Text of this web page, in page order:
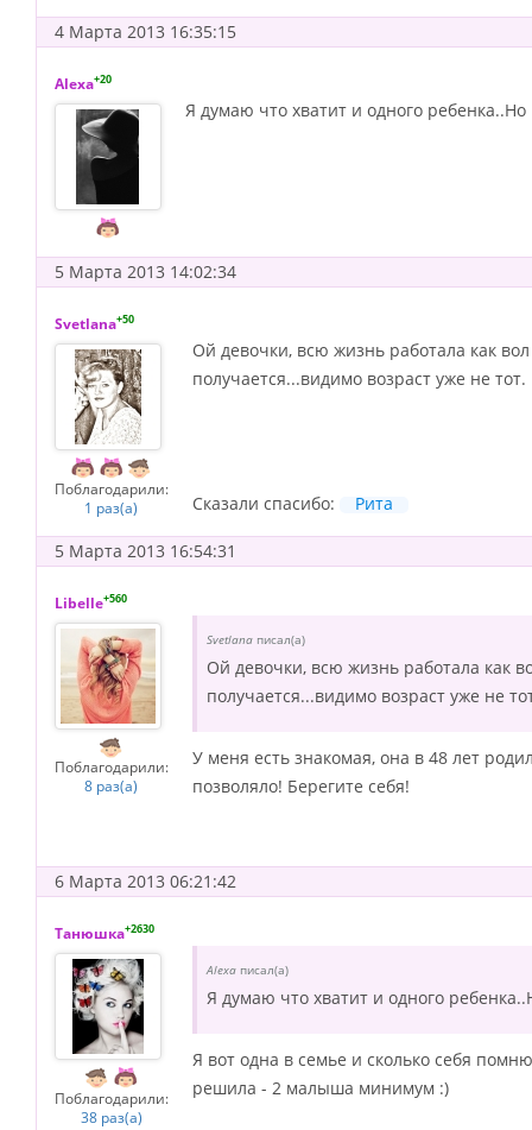
4 Марта 2013 16:35:15
Alexa+20
Я думаю что хватит и одного
5 Марта 2013 14:02:34
Svetlana+50
Поблагодарили:
1 раз(а)
Ой девочки, всю жизнь работала как
получается...видимо возраст уже не тот.
Сказали спасибо: Рита
5 Марта 2013 16:54:31
Libelle+560
Поблагодарили:
8 раз(а)
Svetlana писал(а)
Ой девочки, всю жизнь работала как
получается...видимо возраст уже не
У меня есть знакомая, она в 48 лет
позволяло! Берегите себя!
6 Марта 2013 06:21:42
Танюшка+2630
Поблагодарили:
38 раз(а)
Alexa писал(а)
Я думаю что хватит и одного
Я вот одна в семье и сколько себя
решила - 2 малыша минимум :)